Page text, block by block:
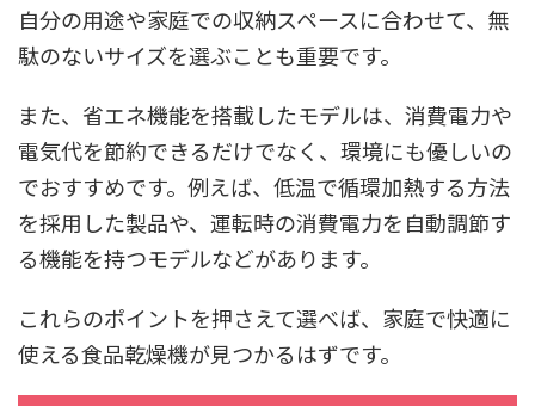
自分の用途や家庭での収納スペースに合わせて、無
駄のないサイズを選ぶことも重要です。
また、省エネ機能を搭載したモデルは、消費電力や
電気代を節約できるだけでなく、環境にも優しいの
でおすすめです。例えば、低温で循環加熱する方法
を採用した製品や、運転時の消費電力を自動調節す
る機能を持つモデルなどがあります。
これらのポイントを押さえて選べば、家庭で快適に
使える食品乾燥機が見つかるはずです。